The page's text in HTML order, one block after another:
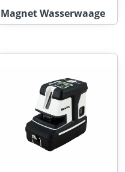
Magnet Wasserwaage